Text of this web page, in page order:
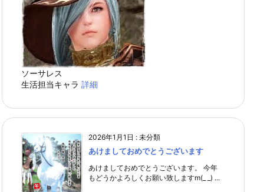
ソーサレス
生活担当キャラ 詳細
2026年1月1日 : 未分類
あけましておめでとうございます
あけましておめでとうございます。 今年
もどうかよろしくお願い致しますm(_ _) ...